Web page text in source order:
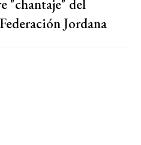
"chantaje" del
Jordana